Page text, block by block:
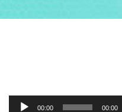
CONTATO
Tocador
00:00 00:00